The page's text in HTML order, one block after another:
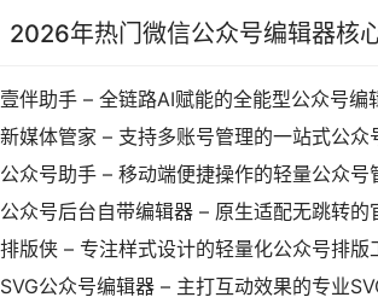
2026年热门微信公众号编辑器核
壹伴助手 – 全链路AI赋能的全能型公众号编
新媒体管家 – 支持多账号管理的一站式公众
公众号助手 – 移动端便捷操作的轻量公众号
公众号后台自带编辑器 – 原生适配无跳转的
排版侠 – 专注样式设计的轻量化公众号排版
SVG公众号编辑器 – 主打互动效果的专业